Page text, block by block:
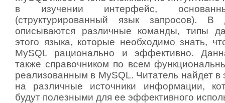
в изучении интерфейс,
(структурированный язык запросов). В
описываются различные команды, типы
этого языка, которые необходимо знать,
MySQL рационально и эффективно.
также справочником по всем
реализованным в MySQL. Читатель найдет в
на различные источники информации,
будут полезными для ее эффективного